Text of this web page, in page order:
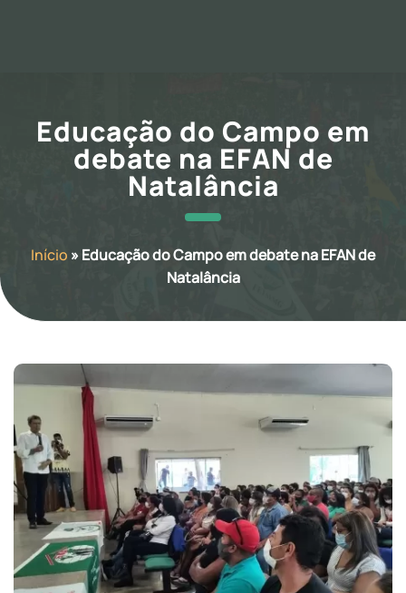
Educação do Campo em
debate na EFAN de
Natalância
Início »Educação do Campo em debate na EFAN de
Natalância